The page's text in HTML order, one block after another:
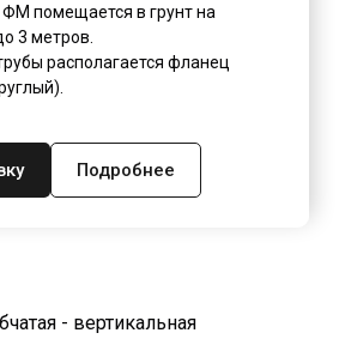
помещается в грунт на
3 метров.
располагается фланец
Подробнее
- вертикальная